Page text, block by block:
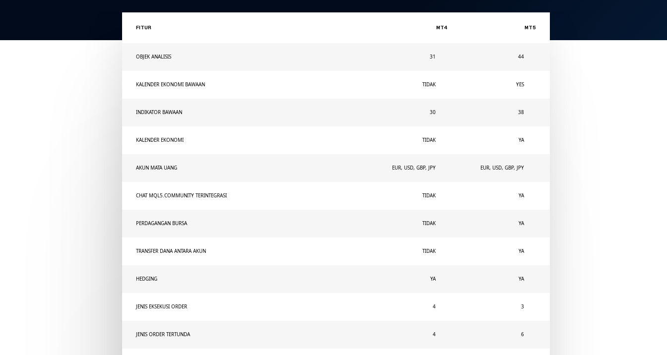
FITUR MT4 MT5
OBJEK ANALISIS 31 44
KALENDER EKONOMI BAWAAN TIDAK YES
INDIKATOR BAWAAN 30 38
KALENDER EKONOMI TIDAK YA
AKUN MATA UANG EUR, USD, GBP, JPY EUR, USD, GBP, JPY
CHAT MQL5.COMMUNITY TERINTEGRASI TIDAK YA
PERDAGANGAN BURSA TIDAK YA
TRANSFER DANA ANTARA AKUN TIDAK YA
HEDGING YA YA
JENIS EKSEKUSI ORDER 4 3
JENIS ORDER TERTUNDA 4 6